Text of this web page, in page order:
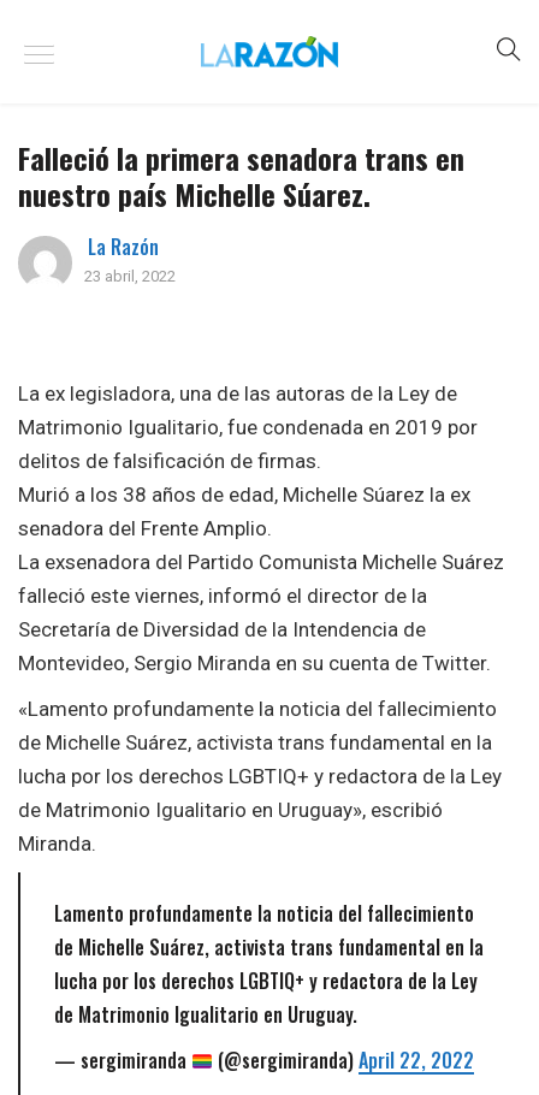
Falleció la primera senadora trans en
nuestro país Michelle Súarez.
La Razón
23 abril, 2022
La ex legisladora, una de las autoras de la Ley de
Matrimonio Igualitario, fue condenada en 2019 por
delitos de falsificación de firmas.
Murió a los 38 años de edad, Michelle Súarez la ex
senadora del Frente Amplio.
La exsenadora del Partido Comunista Michelle Suárez
falleció este viernes, informó el director de la
Secretaría de Diversidad de la Intendencia de
Montevideo, Sergio Miranda en su cuenta de Twitter.
«Lamento profundamente la noticia del fallecimiento
de Michelle Suárez, activista trans fundamental en la
lucha por los derechos LGBTIQ+ y redactora de la Ley
de Matrimonio Igualitario en Uruguay», escribió
Miranda.
Lamento profundamente la noticia del fallecimiento
de Michelle Suárez, activista trans fundamental en la
lucha por los derechos LGBTIQ+ y redactora de la Ley
de Matrimonio Igualitario en Uruguay.
— sergimiranda
(@sergimiranda)April 22, 2022